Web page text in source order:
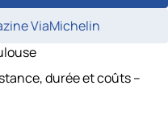
ViaMichelin
durée et coûts –